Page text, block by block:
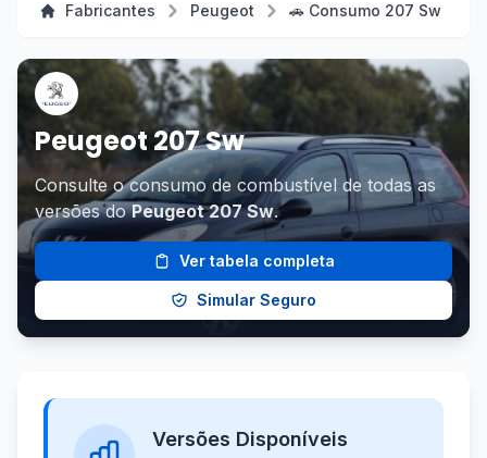
Fabricantes Peugeot 🚗 Consumo 207 Sw
Peugeot 207 Sw
Consulte o consumo de combustível de todas as
versões doPeugeot 207 Sw.
Ver tabela completa
Simular Seguro
Versões Disponíveis